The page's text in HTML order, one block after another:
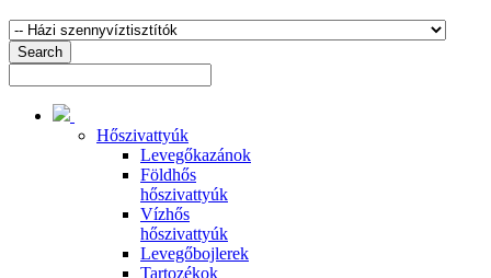
Search
Hőszivattyúk
Levegőkazánok
Földhős
hőszivattyúk
Vízhős
hőszivattyúk
Levegőbojlerek
Tartozékok